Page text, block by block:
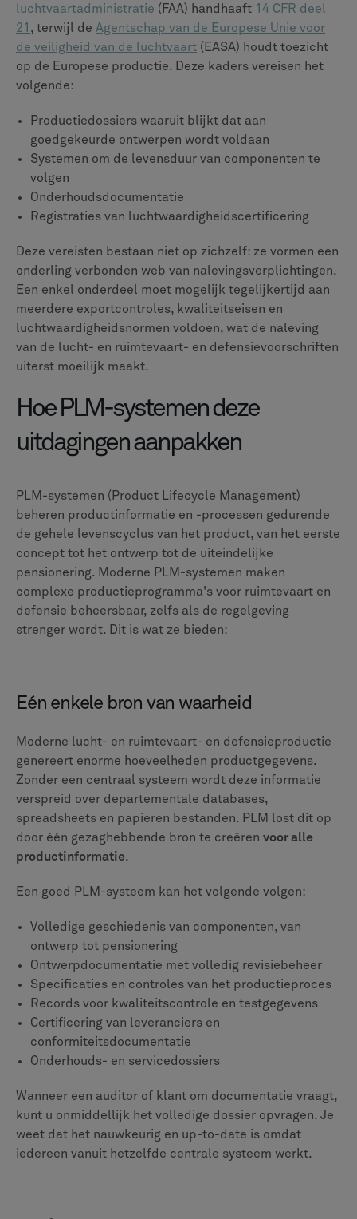
beheren productinformatie en -processen gedurende
de gehele levenscyclus van het product, van het eerste
concept tot het ontwerp tot de uiteindelijke
pensionering. Moderne PLM-systemen maken
complexe productieprogramma's voor ruimtevaart en
strenger wordt. Dit is wat ze bieden:
Eén enkele bron van waarheid
genereert enorme hoeveelheden productgegevens.
Zonder een centraal systeem wordt deze informatie
verspreid over departementale databases,
spreadsheets en papieren bestanden. PLM lost dit op
door één gezaghebbende bron te creërenvoor alle
productinformatie.
Volledige geschiedenis van componenten, van
ontwerp tot pensionering
Records voor kwaliteitscontrole en testgegevens
Certificering van leveranciers en
conformiteitsdocumentatie
Onderhouds- en servicedossiers
Wanneer een auditor of klant om documentatie vraagt,
kunt u onmiddellijk het volledige dossier opvragen. Je
weet dat het nauwkeurig en up-to-date is omdat
Vliegtuigen en verdedigingssystemen worden vaak in
verschillende configuraties gebouwd, elk met
specifieke componenten, documentatie en
nalevingsvereisten. PLM-systemen schitteren op
omgaan met deze complexiteit .
Elke klant heeft verschillende
communicatieapparatuur nodig. Elke variant heeft zijn
eigen set documentatie en certificeringen nodig. Een
PLM-systeem houdt het volgende bij:
Meerdere productvarianten en -versies
Koppelingen tussen componenten en hun
documentatie
Technische wijzigingen en stroomafwaartse effecten
Nalevingsvereisten voor elke configuratie
Wanneer er een technische wijziging plaatsvindt,
identificeert het systeem automatisch elke betrokken